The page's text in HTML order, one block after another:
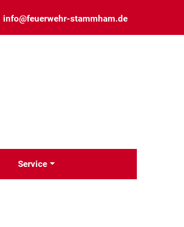
info@feuerwehr-stammham.de
Service